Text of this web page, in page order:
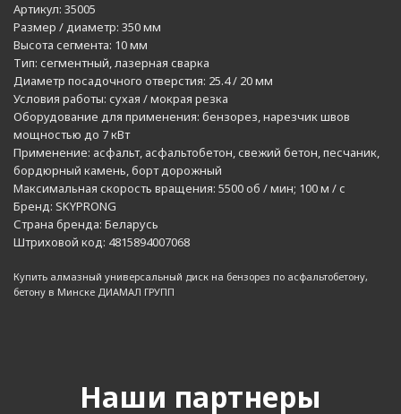
Артикул: 35005
Размер / диаметр: 350 мм
Высота сегмента: 10 мм
Тип: сегментный, лазерная сварка
Диаметр посадочного отверстия: 25.4 / 20 мм
Условия работы: сухая / мокрая резка
Оборудование для применения: бензорез, нарезчик швов
мощностью до 7 кВт
Применение: асфальт, асфальтобетон, свежий бетон, песчаник,
бордюрный камень, борт дорожный
Максимальная скорость вращения: 5500 об / мин; 100 м / с
Бренд: SKYPRONG
Страна бренда: Беларусь
Штриховой код: 4815894007068
Купить алмазный универсальный диск на бензорез по асфальтобетону,
бетону в Минске ДИАМАЛ ГРУПП
Наши партнеры